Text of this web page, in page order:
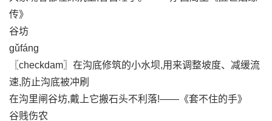
传》
谷坊
gǔfáng
〖checkdam〗在沟底修筑的小水坝,用来调整坡度、减缓流
速,防止沟底被冲刷
在沟里闸谷坊,戴上它搬石头不利落!——《套不住的手》
谷贱伤农